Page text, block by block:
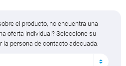
el producto, no encuentra una
oferta individual? Seleccione su
la persona de contacto adecuada.